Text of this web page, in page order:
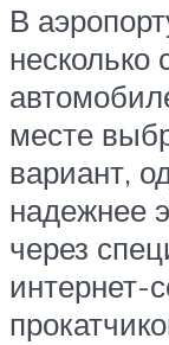
В
несколько
месте
вариант,
надежнее
через
интернет-